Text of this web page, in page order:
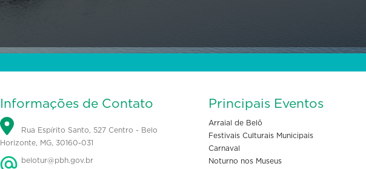
Informações de Contato
Rua Espírito Santo, 527 Centro - Belo
Horizonte, MG, 30160-031
belotur@pbh.gov.br
Principais Eventos
Arraial de Belô
Festivais Culturais Municipais
Carnaval
Noturno nos Museus